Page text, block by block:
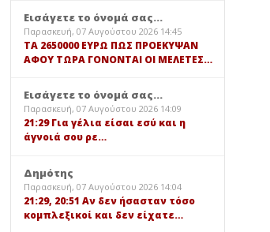
Εισάγετε το όνομά σας...
Παρασκευή, 07 Αυγούστου 2026 14:45
TA 2650000 ΕΥΡΩ ΠΩΣ ΠΡΟΕΚΥΨΑΝ
ΑΦΟΥ ΤΩΡΑ ΓΟΝΟΝΤΑΙ ΟΙ ΜΕΛΕΤΕΣ…
Εισάγετε το όνομά σας...
Παρασκευή, 07 Αυγούστου 2026 14:09
21:29 Για γέλια είσαι εσύ και η
άγνοιά σου ρε…
Δημότης
Παρασκευή, 07 Αυγούστου 2026 14:04
21:29, 20:51 Αν δεν ήσασταν τόσο
κομπλεξικοί και δεν είχατε…